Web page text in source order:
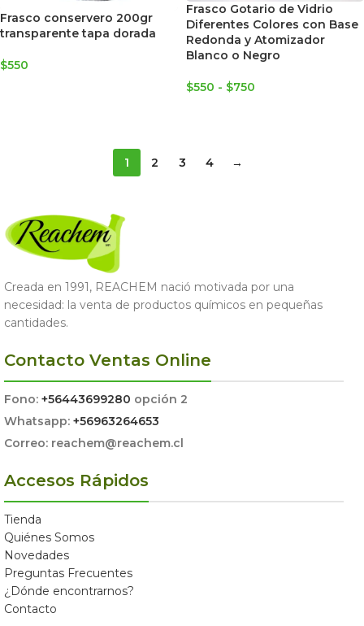
Frasco conservero 200gr
transparente tapa dorada
$550
Frasco Gotario de Vidrio
Diferentes Colores con Base
Redonda y Atomizador
Blanco o Negro
$550 - $750
1 2 3 4 →
Creada en 1991, REACHEM nació motivada por una
necesidad: la venta de productos químicos en pequeñas
cantidades.
Contacto Ventas Online
Fono: +56443699280 opción 2
Whatsapp: +56963264653
Correo: reachem@reachem.cl
Accesos Rápidos
Tienda
Quiénes Somos
Novedades
Preguntas Frecuentes
¿Dónde encontrarnos?
Contacto